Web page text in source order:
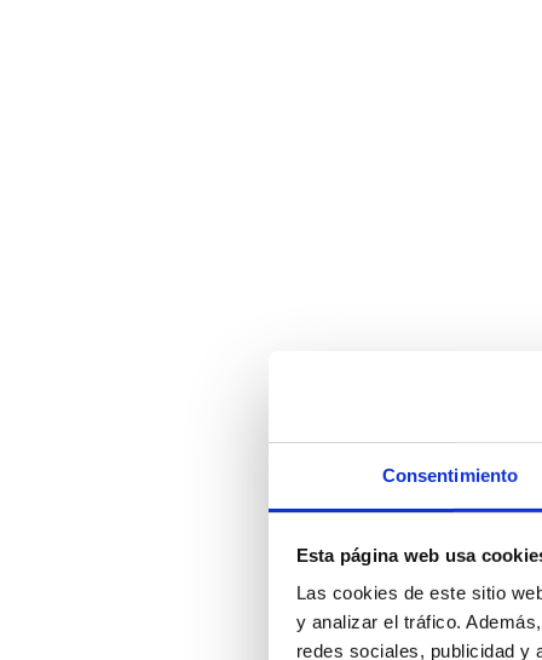
Consentimiento
Esta página web usa
Las cookies de este sitio
y analizar el tráfico.
redes sociales, publicidad y